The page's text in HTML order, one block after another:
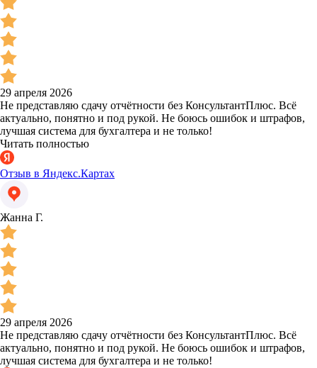
29 апреля 2026
Не представляю сдачу отчётности без КонсультантПлюс. Всё
актуально, понятно и под рукой. Не боюсь ошибок и штрафов,
лучшая система для бухгалтера и не только!
Читать полностью
Отзыв в Яндекс.Картах
Жанна Г.
29 апреля 2026
Не представляю сдачу отчётности без КонсультантПлюс. Всё
актуально, понятно и под рукой. Не боюсь ошибок и штрафов,
лучшая система для бухгалтера и не только!